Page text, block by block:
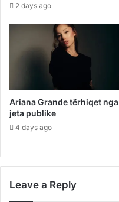
2 days ago
Ariana Grande tërhiqet nga
jeta publike
4 days ago
Leave a Reply